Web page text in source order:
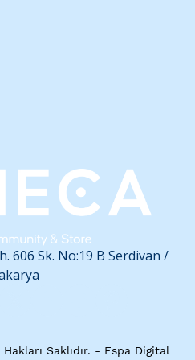
taşıyan küçük bir mutluluk
606 Sk. No:19 B Serdivan /
Saklıdır. - Espa Digital